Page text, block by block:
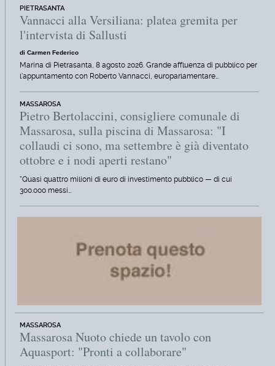
PIETRASANTA
Vannacci alla Versiliana: platea gremita per
l'intervista di Sallusti
di Carmen Federico
Marina di Pietrasanta, 8 agosto 2026. Grande affluenza di pubblico per
l'appuntamento con Roberto Vannacci, europarlamentare…
MASSAROSA
Pietro Bertolaccini, consigliere comunale di
Massarosa, sulla piscina di Massarosa: "I
collaudi ci sono, ma settembre è già diventato
ottobre e i nodi aperti restano"
"Quasi quattro milioni di euro di investimento pubblico — di cui
300.000 messi…
MASSAROSA
Massarosa Nuoto chiede un tavolo con
Aquasport: "Pronti a collaborare"